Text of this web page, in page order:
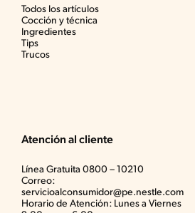
Todos los artículos
Cocción y técnica
Ingredientes
Tips
Trucos
Atención al cliente
Línea Gratuita 0800 – 10210
Correo:
servicioalconsumidor@pe.nestle.com
Horario de Atención: Lunes a Viernes